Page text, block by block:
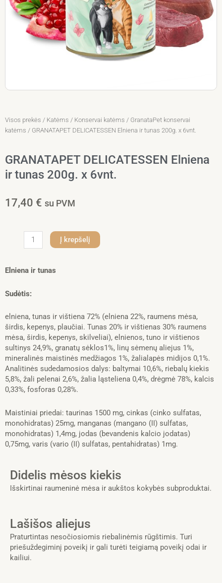
Visos prekės / Katėms / Konservai katėms / GranataPet konservai
katėms / GRANATAPET DELICATESSEN Elniena ir tunas 200g. x 6vnt.
GRANATAPET DELICATESSEN Elniena
ir tunas 200g. x 6vnt.
17,40 € su PVM
produkto
DELICATESSEN
tunas
x
6vnt.
Į krepšelį
Elniena ir tunas
Sudėtis:
elniena, tunas ir vištiena 72% (elniena 22%, raumens mėsa,
širdis, kepenys, plaučiai. Tunas 20% ir vištienas 30% raumens
mėsa, širdis, kepenys, skilveliai), elnienos, tuno ir vištienos
sultinys 24,9%, granatų sėklos1%, linų sėmenų aliejus 1%,
mineralinės maistinės medžiagos 1%, žalialapės midijos 0,1%.
Analitinės sudedamosios dalys: baltymai 10,6%, riebalų kiekis
5,8%, žali pelenai 2,6%, žalia ląsteliena 0,4%, drėgmė 78%, kalcis
0,33%, fosforas 0,28%.
Maistiniai priedai: taurinas 1500 mg, cinkas (cinko sulfatas,
monohidratas) 25mg, manganas (mangano (II) sulfatas,
monohidratas) 1,4mg, jodas (bevandenis kalcio jodatas)
0,75mg, varis (vario (II) sulfatas, pentahidratas) 1mg.
Didelis mėsos kiekis
Išskirtinai raumeninė mėsa ir aukštos kokybės subproduktai.
Lašišos aliejus
Praturtintas nesočiosiomis riebalinėmis rūgštimis. Turi
priešuždegiminį poveikį ir gali turėti teigiamą poveikį odai ir
kailiui.